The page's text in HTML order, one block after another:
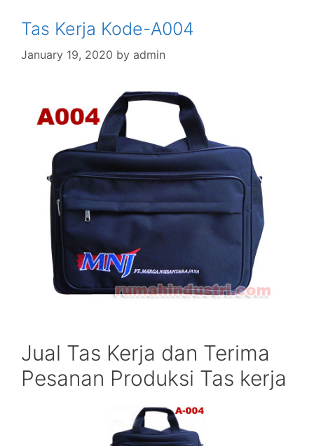
Tas Kerja Kode-A004
January 19, 2020 by admin
Jual Tas Kerja dan Terima
Pesanan Produksi Tas kerja